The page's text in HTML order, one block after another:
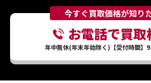
今すぐ買取価格が知り
お電話で買取
年中無休(年末年始除く)【受付時間】